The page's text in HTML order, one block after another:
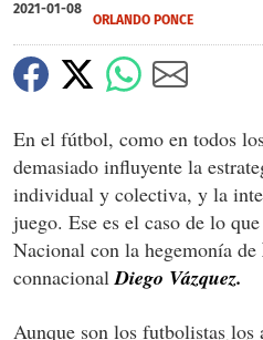
2021-01-08
ORLANDO PONCE
En el fútbol, como en todos
demasiado influyente la
individual y colectiva, y la
juego. Ese es el caso de lo
Nacional con la hegemonía de
connacionalDiego Vázquez.
Aunque son los futbolistas los